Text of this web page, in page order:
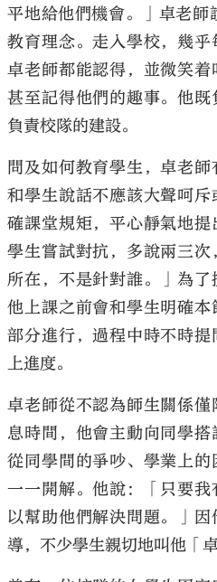
平地給他們機會。」卓老
教育理念。走入學校，幾乎
卓老師都能認得，並微笑着
甚至記得他們的趣事。他
負責校隊的建設。
問及如何教育學生，卓老
和學生說話不應該大聲呵
確課堂規矩，平心靜氣地
學生嘗試對抗，多說兩三
所在，不是針對誰。」為了
他上課之前會和學生明確
部分進行，過程中時不時
上進度。
卓老師從不認為師生關係
息時間，他會主動向同學搭
從同學間的爭吵、學業上
一一開解。他說：「只要
以幫助他們解決問題。」
導，不少學生親切地叫他「卓